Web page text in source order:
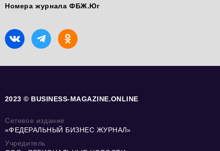
Номера журнала ФБЖ.Юг
2023 © BUSINESS-MAGAZINE.ONLINE
Сетевое издание
«ФЕДЕРАЛЬНЫЙ БИЗНЕС ЖУРНАЛ»
Учредитель